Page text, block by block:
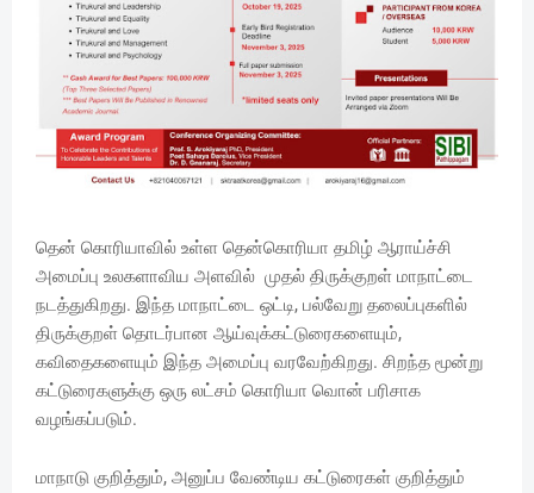
தென் கொரியாவில் உள்ள தென்கொரியா தமிழ் ஆராய்ச்சி
அமைப்பு உலகளாவிய அளவில் முதல் திருக்குறள் மாநாட்டை
நடத்துகிறது. இந்த மாநாட்டை ஒட்டி, பல்வேறு தலைப்புகளில்
திருக்குறள் தொடர்பான ஆய்வுக்கட்டுரைகளையும்,
கவிதைகளையும் இந்த அமைப்பு வரவேற்கிறது. சிறந்த மூன்று
கட்டுரைகளுக்கு ஒரு லட்சம் கொரியா வொன் பரிசாக
வழங்கப்படும்.
மாநாடு குறித்தும், அனுப்ப வேண்டிய கட்டுரைகள் குறித்தும்